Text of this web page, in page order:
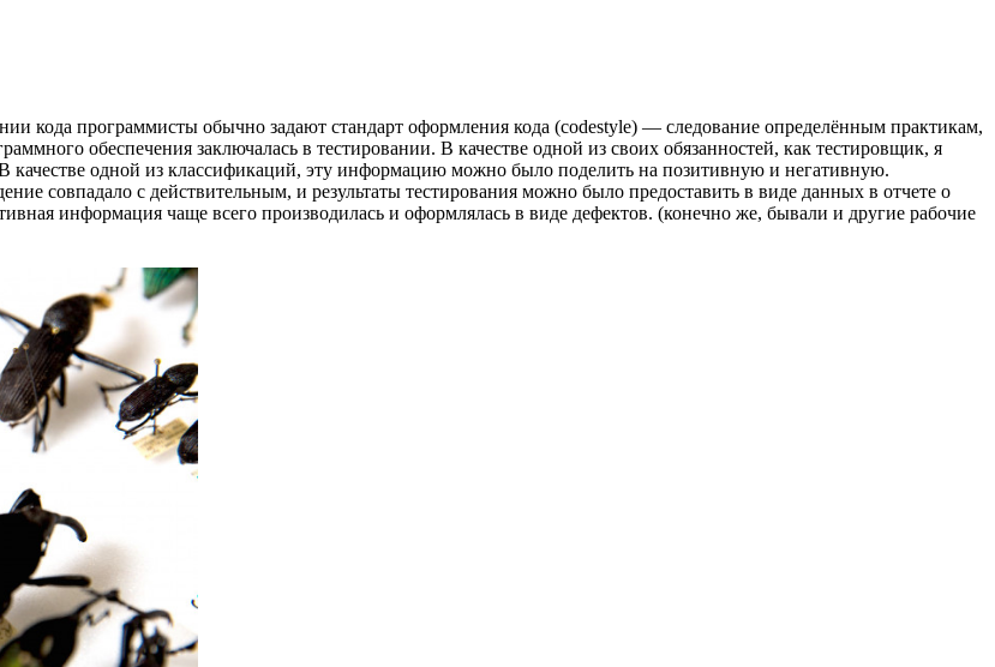
кода программисты обычно задают стандарт оформления кода (codestyle) — следование определённым практикам,
обеспечения заключалась в тестировании. В качестве одной из своих обязанностей, как тестировщик, я
качестве одной из классификаций, эту информацию можно было поделить на позитивную и негативную.
совпадало с действительным, и результаты тестирования можно было предоставить в виде данных в отчете о
информация чаще всего производилась и оформлялась в виде дефектов. (конечно же, бывали и другие рабочие